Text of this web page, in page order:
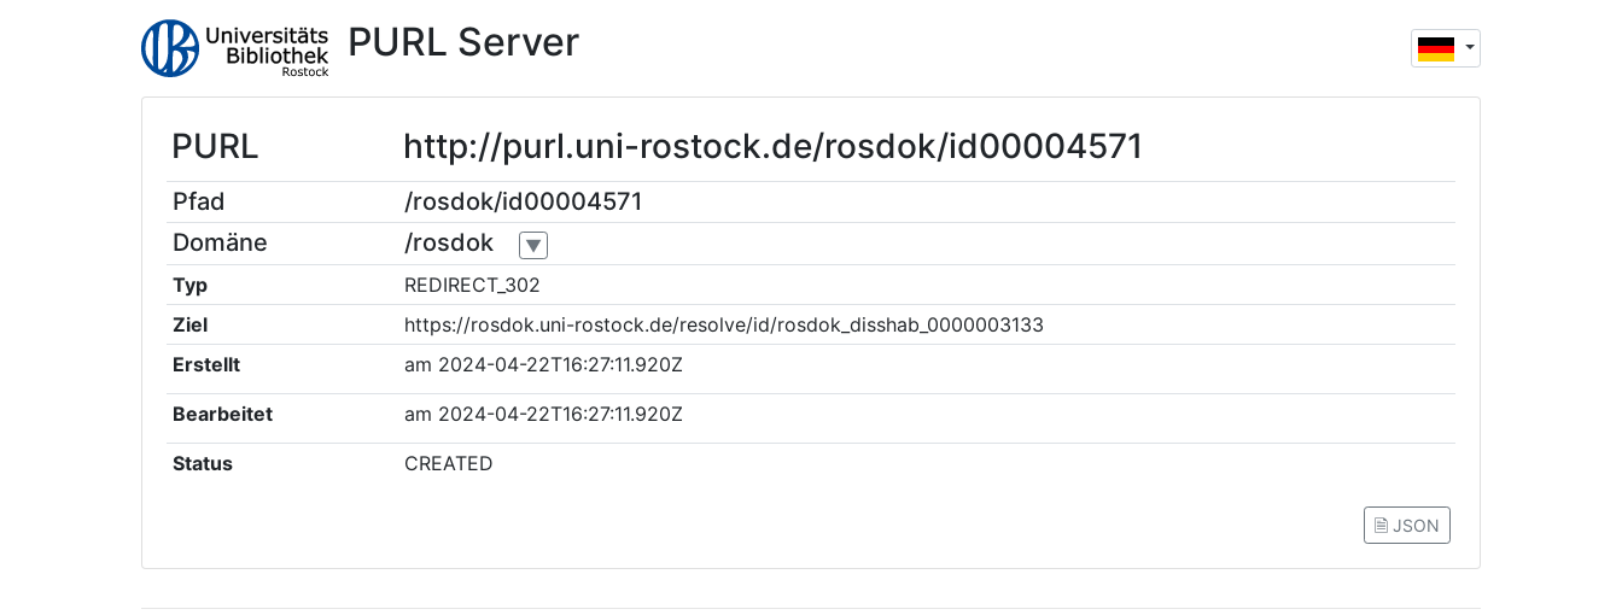
PURL Server
PURL http://purl.uni-rostock.de/rosdok/id00004571
Pfad
/rosdok/id00004571
Domäne
/rosdok ▼
Typ
REDIRECT_302
Ziel
https://rosdok.uni-rostock.de/resolve/id/rosdok_disshab_0000003133
Erstellt
am 2024-04-22T16:27:11.920Z
Bearbeitet am 2024-04-22T16:27:11.920Z
Status CREATED
🗎 JSON